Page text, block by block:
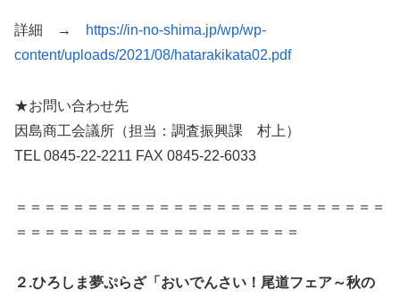
詳細 →
https://in-no-shima.jp/wp/wp-
content/uploads/2021/08/hatarakikata02.pdf
★お問い合わせ先
因島商工会議所（担当：調査振興課 村上）
TEL 0845-22-2211 FAX 0845-22-6033
＝＝＝＝＝＝＝＝＝＝＝＝＝＝＝＝＝＝＝＝＝＝＝＝＝＝
＝＝＝＝＝＝＝＝＝＝＝＝＝＝＝＝＝＝＝＝
２.ひろしま夢ぷらざ「おいでんさい！尾道フェア～秋の